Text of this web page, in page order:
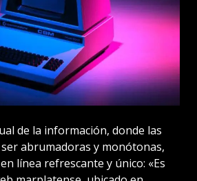
de la información, donde las
abrumadoras y monótonas,
línea refrescante y único: «Es